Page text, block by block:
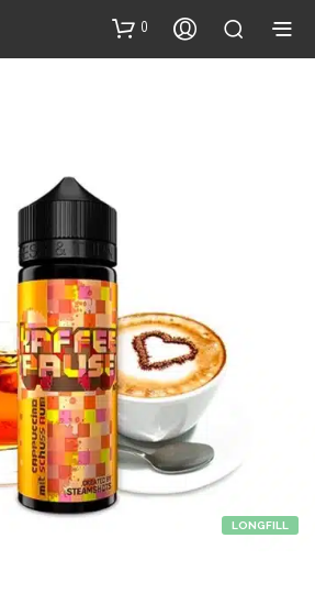
0
LONGFILL